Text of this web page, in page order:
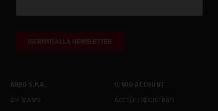
ARBO S.P.A.
CHI SIAMO
IL MIO ACCOUNT
ACCEDI / REGISTRATI